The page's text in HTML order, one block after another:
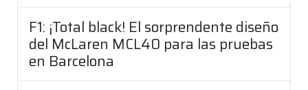
F1: ¡Total black! El sorprendente diseño
del McLaren MCL40 para las pruebas
en Barcelona